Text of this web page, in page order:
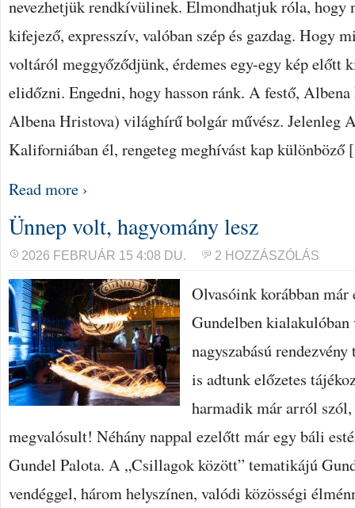
nevezhetjük rendkívülinek. Elmondhatjuk róla, hogy
kifejező, expresszív, valóban szép és gazdag. Hogy
voltáról meggyőződjünk, érdemes egy-egy kép előtt
elidőzni. Engedni, hogy hasson ránk. A festő,
Albena Hristova) világhírű bolgár művész. Jelenleg
Kaliforniában él, rengeteg meghívást kap
Read more ›
Ünnep volt, hagyomány lesz
2026 FEBRUÁR 15 4:08 DU. 2 HOZZÁSZÓLÁS
Olvasóink korábban
Gundelben kialakulóban
nagyszabású
is adtunk előzetes
harmadik már arról
megvalósult! Néhány nappal ezelőtt már egy báli
Gundel Palota. A „Csillagok között” tematikájú
vendéggel, három helyszínen, valódi közösségi